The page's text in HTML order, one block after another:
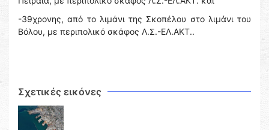
-39χρονης, από το λιμάνι της Σκοπέλου στο λιμάνι του
Βόλου, με περιπολικό σκάφος Λ.Σ.-ΕΛ.ΑΚΤ..
Σχετικές εικόνες